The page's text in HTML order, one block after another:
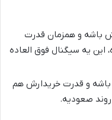
باشه و همزمان قدرت
این یه سیگنال فوق العاده
باشه و قدرت خریدارش هم
روند صعودیه.